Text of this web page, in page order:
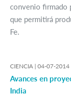
convenio firmado
que permitirá
Fe.
CIENCIA | 04-07-2014
Avances en
India